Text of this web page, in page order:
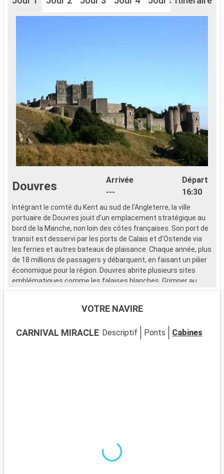
Douvres
Arrivée
---
Départ
16:30
Intégrant le comté du Kent au sud de l'Angleterre, la ville
portuaire de Douvres jouit d'un emplacement stratégique au
bord de la Manche, non loin des côtes françaises. Son port de
transit est desservi par les ports de Calais et d'Ostende via
les ferries et autres bateaux de plaisance. Chaque année, plus
de 18 millions de passagers y débarquent, en faisant un pilier
économique pour la région. Douvres abrite plusieurs sites
emblématiques comme les falaises blanches. Grimper au
croisiere Douvres ne saurait être complète sans la visite du
édifice a été érigé à l'époque romaine. Avant de reprendre la
VOTRE NAVIRE
CARNIVAL MIRACLE Descriptif Ponts Cabines